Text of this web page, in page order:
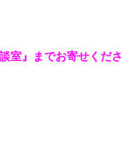
室』までお寄せくださ